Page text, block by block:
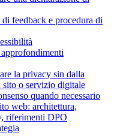
feedback e procedura di
la privacy sin dalla
sito o servizio digitale
quando necessario
web: architettura,
riferimenti DPO